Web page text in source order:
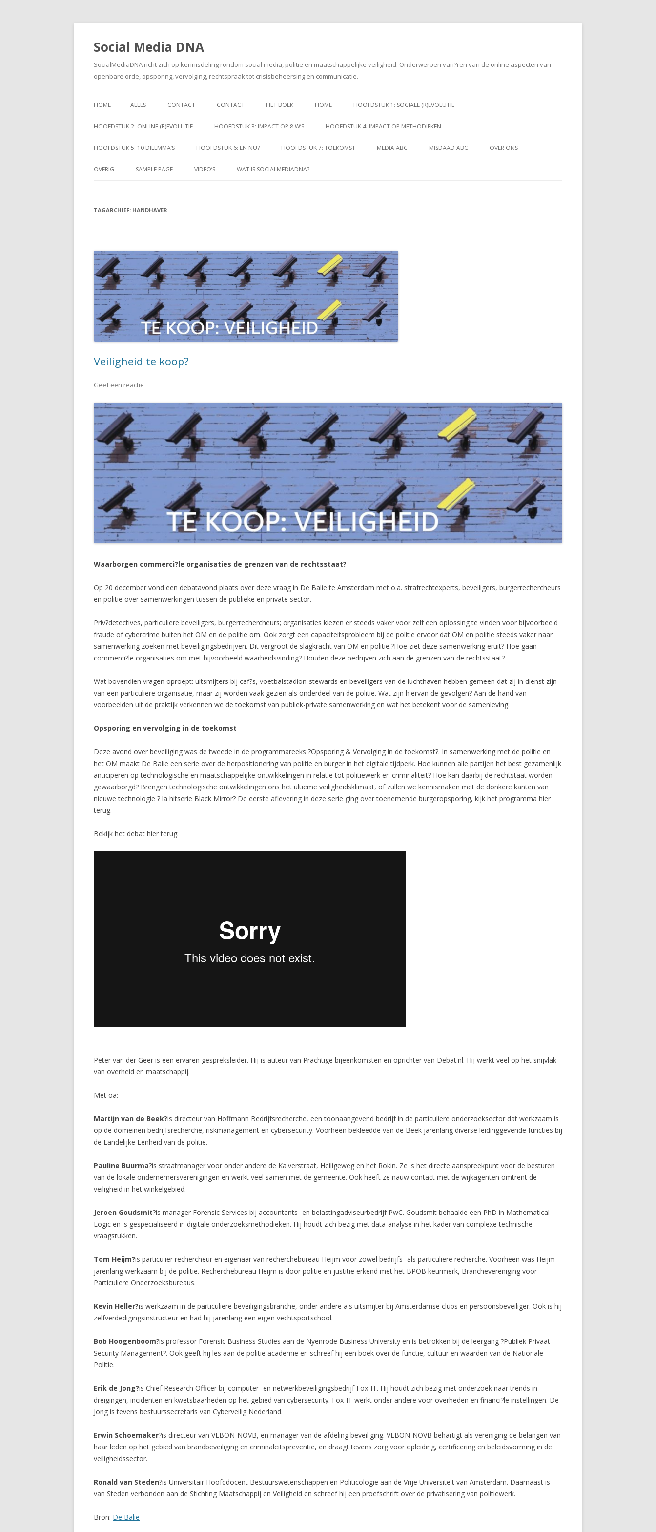
Social Media DNA
SocialMediaDNA richt zich op kennisdeling rondom social media, politie en maatschappelijke veiligheid. Onderwerpen vari?ren van de online aspecten van
openbare orde, opsporing, vervolging, rechtspraak tot crisisbeheersing en communicatie.
naar
HOME ALLES CONTACT CONTACT HET BOEK HOME HOOFDSTUK 1: SOCIALE (R)EVOLUTIE
HOOFDSTUK 2: ONLINE (R)EVOLUTIE HOOFDSTUK 3: IMPACT OP 8 W’S HOOFDSTUK 4: IMPACT OP METHODIEKEN
HOOFDSTUK 5: 10 DILEMMA’S HOOFDSTUK 6: EN NU? HOOFDSTUK 7: TOEKOMST MEDIA ABC MISDAAD ABC OVER ONS
OVERIG SAMPLE PAGE VIDEO’S WAT IS SOCIALMEDIADNA?
TAGARCHIEF: HANDHAVER
Veiligheid te koop?
Geef een reactie
Waarborgen commerci?le organisaties de grenzen van de rechtsstaat?
Op 20 december vond een debatavond plaats over deze vraag in De Balie te Amsterdam met o.a. strafrechtexperts, beveiligers, burgerrechercheurs
en politie over samenwerkingen tussen de publieke en private sector.
Priv?detectives, particuliere beveiligers, burgerrechercheurs; organisaties kiezen er steeds vaker voor zelf een oplossing te vinden voor bijvoorbeeld
fraude of cybercrime buiten het OM en de politie om. Ook zorgt een capaciteitsprobleem bij de politie ervoor dat OM en politie steeds vaker naar
samenwerking zoeken met beveiligingsbedrijven. Dit vergroot de slagkracht van OM en politie.?Hoe ziet deze samenwerking eruit? Hoe gaan
commerci?le organisaties om met bijvoorbeeld waarheidsvinding? Houden deze bedrijven zich aan de grenzen van de rechtsstaat?
Wat bovendien vragen oproept: uitsmijters bij caf?s, voetbalstadion-stewards en beveiligers van de luchthaven hebben gemeen dat zij in dienst zijn
van een particuliere organisatie, maar zij worden vaak gezien als onderdeel van de politie. Wat zijn hiervan de gevolgen? Aan de hand van
voorbeelden uit de praktijk verkennen we de toekomst van publiek-private samenwerking en wat het betekent voor de samenleving.
Opsporing en vervolging in de toekomst
Deze avond over beveiliging was de tweede in de programmareeks ?Opsporing & Vervolging in de toekomst?. In samenwerking met de politie en
het OM maakt De Balie een serie over de herpositionering van politie en burger in het digitale tijdperk. Hoe kunnen alle partijen het best gezamenlijk
anticiperen op technologische en maatschappelijke ontwikkelingen in relatie tot politiewerk en criminaliteit? Hoe kan daarbij de rechtstaat worden
gewaarborgd? Brengen technologische ontwikkelingen ons het ultieme veiligheidsklimaat, of zullen we kennismaken met de donkere kanten van
nieuwe technologie ? la hitserie Black Mirror? De eerste aflevering in deze serie ging over toenemende burgeropsporing, kijk het programma hier
terug.
Bekijk het debat hier terug:
Peter van der Geer is een ervaren gespreksleider. Hij is auteur van Prachtige bijeenkomsten en oprichter van Debat.nl. Hij werkt veel op het snijvlak
van overheid en maatschappij.
Met oa:
Martijn van de Beek?is directeur van Hoffmann Bedrijfsrecherche, een toonaangevend bedrijf in de particuliere onderzoeksector dat werkzaam is
op de domeinen bedrijfsrecherche, riskmanagement en cybersecurity. Voorheen bekleedde van de Beek jarenlang diverse leidinggevende functies bij
de Landelijke Eenheid van de politie.
Pauline Buurma?is straatmanager voor onder andere de Kalverstraat, Heiligeweg en het Rokin. Ze is het directe aanspreekpunt voor de besturen
van de lokale ondernemersverenigingen en werkt veel samen met de gemeente. Ook heeft ze nauw contact met de wijkagenten omtrent de
veiligheid in het winkelgebied.
Jeroen Goudsmit?is manager Forensic Services bij accountants- en belastingadviseurbedrijf PwC. Goudsmit behaalde een PhD in Mathematical
Logic en is gespecialiseerd in digitale onderzoeksmethodieken. Hij houdt zich bezig met data-analyse in het kader van complexe technische
vraagstukken.
Tom Heijm?is particulier rechercheur en eigenaar van recherchebureau Heijm voor zowel bedrijfs- als particuliere recherche. Voorheen was Heijm
jarenlang werkzaam bij de politie. Recherchebureau Heijm is door politie en justitie erkend met het BPOB keurmerk, Branchevereniging voor
Particuliere Onderzoeksbureaus.
Kevin Heller?is werkzaam in de particuliere beveiligingsbranche, onder andere als uitsmijter bij Amsterdamse clubs en persoonsbeveiliger. Ook is hij
zelfverdedigingsinstructeur en had hij jarenlang een eigen vechtsportschool.
Bob Hoogenboom?is professor Forensic Business Studies aan de Nyenrode Business University en is betrokken bij de leergang ?Publiek Privaat
Security Management?. Ook geeft hij les aan de politie academie en schreef hij een boek over de functie, cultuur en waarden van de Nationale
Politie.
Erik de Jong?is Chief Research Officer bij computer- en netwerkbeveiligingsbedrijf Fox-IT. Hij houdt zich bezig met onderzoek naar trends in
dreigingen, incidenten en kwetsbaarheden op het gebied van cybersecurity. Fox-IT werkt onder andere voor overheden en financi?le instellingen. De
Jong is tevens bestuurssecretaris van Cyberveilig Nederland.
Erwin Schoemaker?is directeur van VEBON-NOVB, en manager van de afdeling beveiliging. VEBON-NOVB behartigt als vereniging de belangen van
haar leden op het gebied van brandbeveiliging en criminaleitspreventie, en draagt tevens zorg voor opleiding, certificering en beleidsvorming in de
veiligheidssector.
Ronald van Steden?is Universitair Hoofddocent Bestuurswetenschappen en Politicologie aan de Vrije Universiteit van Amsterdam. Daarnaast is
van Steden verbonden aan de Stichting Maatschappij en Veiligheid en schreef hij een proefschrift over de privatisering van politiewerk.
Bron: De Balie